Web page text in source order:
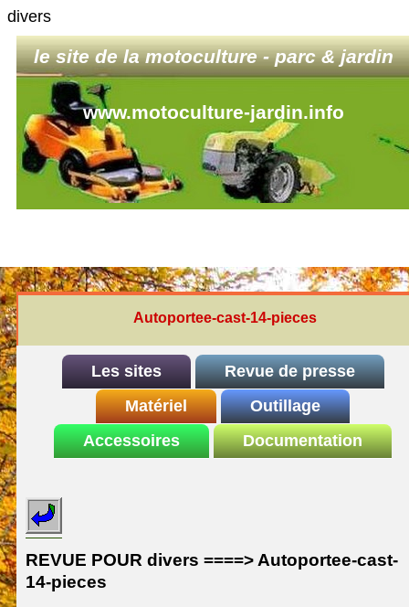
divers
le site de la motoculture - parc & jardin
www.motoculture-jardin.info
Autoportee-cast-14-pieces
Les sites
INDEX
Le site de la
motoculture
Information sur
Revue de presse
REDEXIM-et-Eliet
ELIET
Motobineuse ou
Matériel
autoportee
SARP
Robomow
Outillage
Affuteuse
Accessoires
Documentation
REVUE POUR divers ====> Autoportee-cast-
14-pieces